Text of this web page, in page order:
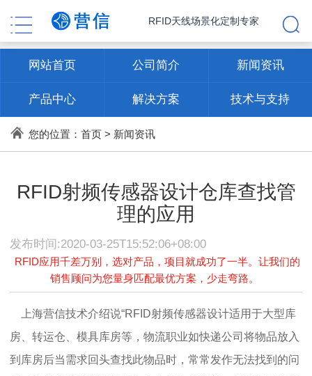
RFID天线场景化定制专家
网站首页 公司简介 新闻资讯
产品中心 解决方案 技术与支持
联系方式
您的位置： 首页> 新闻资讯
RFID射频传感器设计仓库查找管
理的应用
发布时间:2020-03-25T15:52:06+08:00
RFID应用千差万别，选对产品，项目就成功了一半。让我们的
销售顾问为您量身匹配最优方案，少走弯路。
上海营信技术介绍说“RFID射频传感器设计适用于大型库
房、转运仓、模具库房等，物流职业如快递公司将物品放入
到库房后当需求回头查找此物品时，常常发作无法找到的问